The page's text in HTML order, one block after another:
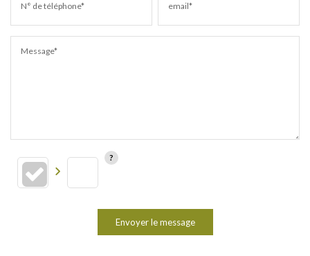
N° de téléphone* email*
Message*
Envoyer le message